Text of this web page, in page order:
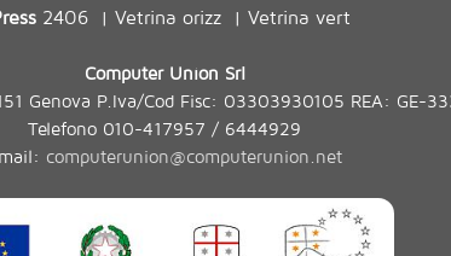
2406| Vetrina orizz| Vetrina vert
Computer Union Srl
Genova P.Iva/Cod Fisc: 03303930105 REA: GE-
Telefono 010-417957 / 6444929
computerunion@computerunion.net